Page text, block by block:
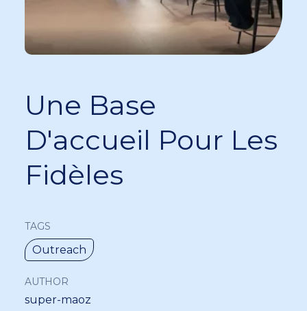
Une Base
D'accueil Pour Les
Fidèles
TAGS
Outreach
AUTHOR
super-maoz